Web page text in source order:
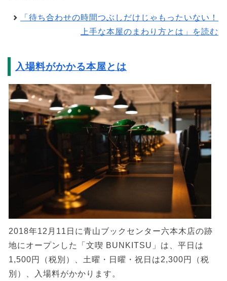
「待ち合わせの時間つぶしだけじゃもったいない！
上手な本屋のまわり方とは」を読む
入場料がかかる本屋とは
2018年12月11日に青山ブックセンター六本木店の跡
地にオープンした「文喫 BUNKITSU」は、平日は
1,500円（税別）、土曜・日曜・祝日は2,300円（税
別）、入場料がかかります。